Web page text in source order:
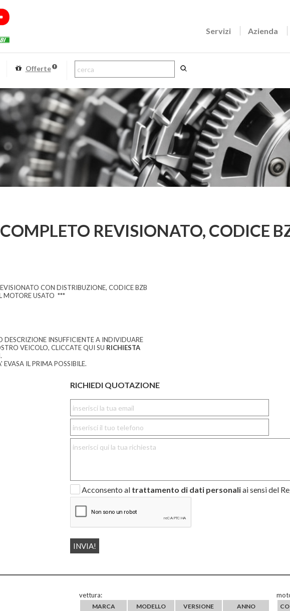
Servizi Azienda
Offerte
REVISIONATO, CODICE
CON DISTRIBUZIONE, CODICE BZB
MOTORE USATO ***
DESCRIZIONE INSUFFICIENTE A INDIVIDUARE
VEICOLO, CLICCATE QUI SU RICHIESTA
.
IL PRIMA POSSIBILE.
RICHIEDI QUOTAZIONE
Acconsento al trattamento di dati personaliai sensi del
vettura:
MARCA MODELLO VERSIONE
ANNO